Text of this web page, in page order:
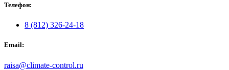
Телефон:
8 (812) 326-24-18
Email:
raisa@climate-control.ru